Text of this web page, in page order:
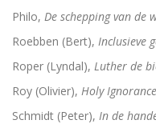
Philo, De schepping van de
Roebben (Bert), Inclusieve
Roper (Lyndal), Luther de
Roy (Olivier), Holy
Schmidt (Peter), In de